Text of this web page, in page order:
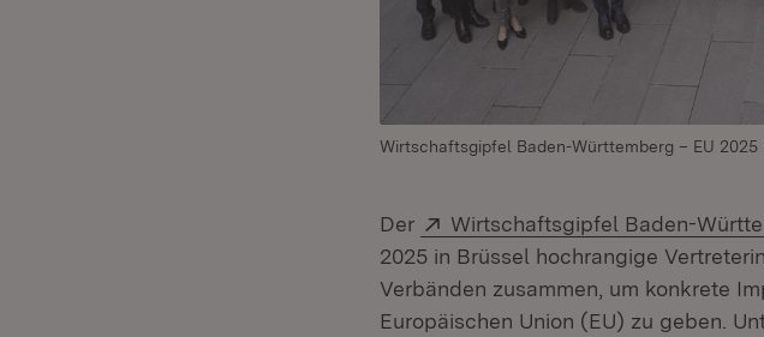
Wirtschaftsgipfel Baden-Württemberg – EU 2025
Der Extern:
Wirtschaftsgipfel Baden-
2025 in Brüssel hochrangige
Verbänden zusammen, um konkrete
Europäischen Union (EU) zu geben.